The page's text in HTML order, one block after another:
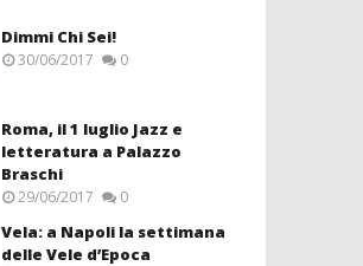
Dimmi Chi Sei!
30/06/2017 0
Roma, il 1 luglio Jazz e
letteratura a Palazzo
Braschi
29/06/2017 0
Vela: a Napoli la settimana
delle Vele d’Epoca